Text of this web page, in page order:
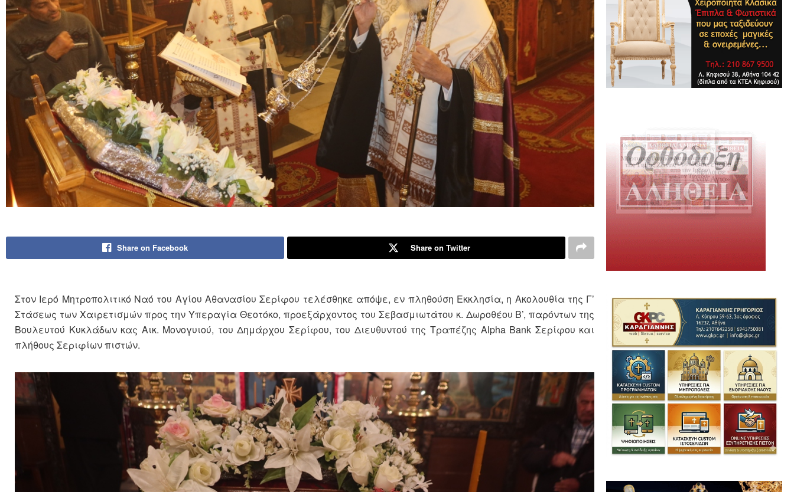
Share on Facebook Share on Twitter
Στον Ιερό Μητροπολιτικό Ναό του Αγίου Αθανασίου Σερίφου τελέσθηκε απόψε, εν πληθούση Εκκλησία, η Ακολουθία της Γ’
Στάσεως των Χαιρετισμών προς την Υπεραγία Θεοτόκο, προεξάρχοντος του Σεβασμιωτάτου κ. Δωροθέου Β’, παρόντων της
Βουλευτού Κυκλάδων κας Αικ. Μονογυιού, του Δημάρχου Σερίφου, του Διευθυντού της Τραπέζης Alpha Bank Σερίφου και
πλήθους Σεριφίων πιστών.